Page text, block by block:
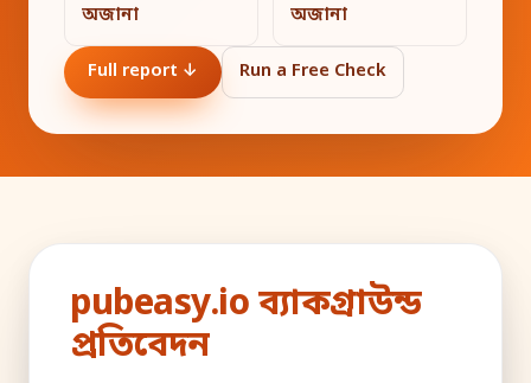
অজানা অজানা
Full report ↓ Run a Free Check
pubeasy.io ব্যাকগ্রাউন্ড
প্রতিবেদন